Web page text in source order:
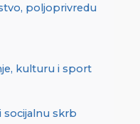
poljoprivredu
kulturu i sport
socijalnu skrb